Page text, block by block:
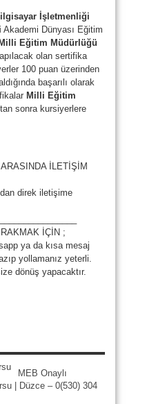
İşletmenliği
Akademi Dünyası Eğitim
Milli Eğitim Müdürlüğü
olan sertifika
100 puan üzerinden
başarılı olarak
Milli Eğitim
sonra kursiyerlere
İLETİŞİM
direk iletişime
İÇİN ;
ya da kısa mesaj
yollamanız yeterli.
dönüş yapacaktır.
MEB Onaylı
| Düzce – 0(530) 304